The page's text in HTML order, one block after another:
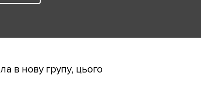
в нову групу, цього